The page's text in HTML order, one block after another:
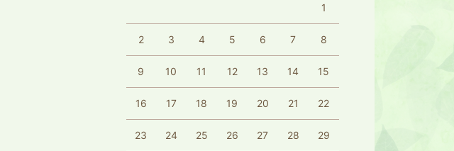
1
2 3 4 5 6 7 8
9 10 11 12 13 14 15
16 17 18 19 20 21 22
23 24 25 26 27 28 29